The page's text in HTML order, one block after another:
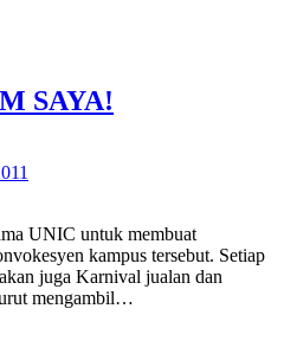
SAYA!
UNIC untuk membuat
kampus tersebut. Setiap
juga Karnival jualan dan
mengambil…